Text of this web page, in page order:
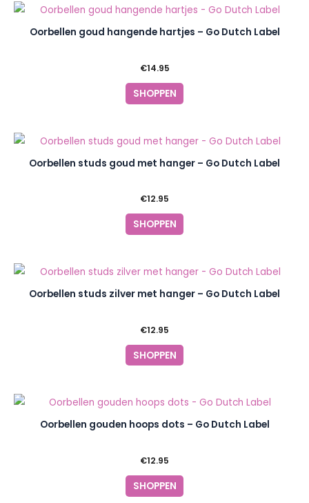
Oorbellen goud hangende hartjes – Go Dutch Label
€14.95
SHOPPEN
Oorbellen studs goud met hanger – Go Dutch Label
€12.95
SHOPPEN
Oorbellen studs zilver met hanger – Go Dutch Label
€12.95
SHOPPEN
Oorbellen gouden hoops dots – Go Dutch Label
€12.95
SHOPPEN